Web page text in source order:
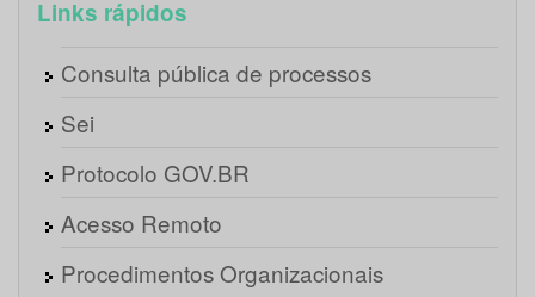
Links rápidos
Consulta pública de processos
Sei
Protocolo GOV.BR
Acesso Remoto
Procedimentos Organizacionais